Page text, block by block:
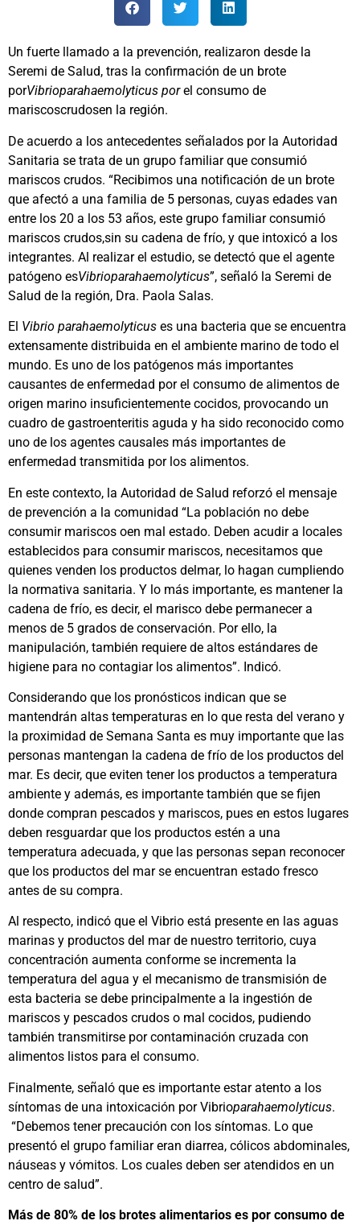
Un fuerte llamado a la prevención, realizaron desde la
Seremi de Salud, tras la confirmación de un brote
porVibrioparahaemolyticus porel consumo de
mariscoscrudosen la región.
De acuerdo a los antecedentes señalados por la Autoridad
Sanitaria se trata de un grupo familiar que consumió
mariscos crudos. “Recibimos una notificación de un brote
que afectó a una familia de 5 personas, cuyas edades van
entre los 20 a los 53 años, este grupo familiar consumió
mariscos crudos,sin su cadena de frío, y que intoxicó a los
integrantes. Al realizar el estudio, se detectó que el agente
patógeno esVibrioparahaemolyticus”, señaló la Seremi de
Salud de la región, Dra. Paola Salas.
El Vibrio parahaemolyticus es una bacteria que se encuentra
extensamente distribuida en el ambiente marino de todo el
mundo. Es uno de los patógenos más importantes
causantes de enfermedad por el consumo de alimentos de
origen marino insuficientemente cocidos, provocando un
cuadro de gastroenteritis aguda y ha sido reconocido como
uno de los agentes causales más importantes de
enfermedad transmitida por los alimentos.
En este contexto, la Autoridad de Salud reforzó el mensaje
de prevención a la comunidad “La población no debe
consumir mariscos oen mal estado. Deben acudir a locales
establecidos para consumir mariscos, necesitamos que
quienes venden los productos delmar, lo hagan cumpliendo
la normativa sanitaria. Y lo más importante, es mantener la
cadena de frío, es decir, el marisco debe permanecer a
menos de 5 grados de conservación. Por ello, la
manipulación, también requiere de altos estándares de
higiene para no contagiar los alimentos”. Indicó.
Considerando que los pronósticos indican que se
mantendrán altas temperaturas en lo que resta del verano y
la proximidad de Semana Santa es muy importante que las
personas mantengan la cadena de frío de los productos del
mar. Es decir, que eviten tener los productos a temperatura
ambiente y además, es importante también que se fijen
donde compran pescados y mariscos, pues en estos lugares
deben resguardar que los productos estén a una
temperatura adecuada, y que las personas sepan reconocer
que los productos del mar se encuentran estado fresco
antes de su compra.
Al respecto, indicó que el Vibrio está presente en las aguas
marinas y productos del mar de nuestro territorio, cuya
concentración aumenta conforme se incrementa la
temperatura del agua y el mecanismo de transmisión de
esta bacteria se debe principalmente a la ingestión de
mariscos y pescados crudos o mal cocidos, pudiendo
también transmitirse por contaminación cruzada con
alimentos listos para el consumo.
Finalmente, señaló que es importante estar atento a los
síntomas de una intoxicación por Vibrioparahaemolyticus.
“Debemos tener precaución con los síntomas. Lo que
presentó el grupo familiar eran diarrea, cólicos abdominales,
náuseas y vómitos. Los cuales deben ser atendidos en un
centro de salud”.
Más de 80% de los brotes alimentarios es por consumo de